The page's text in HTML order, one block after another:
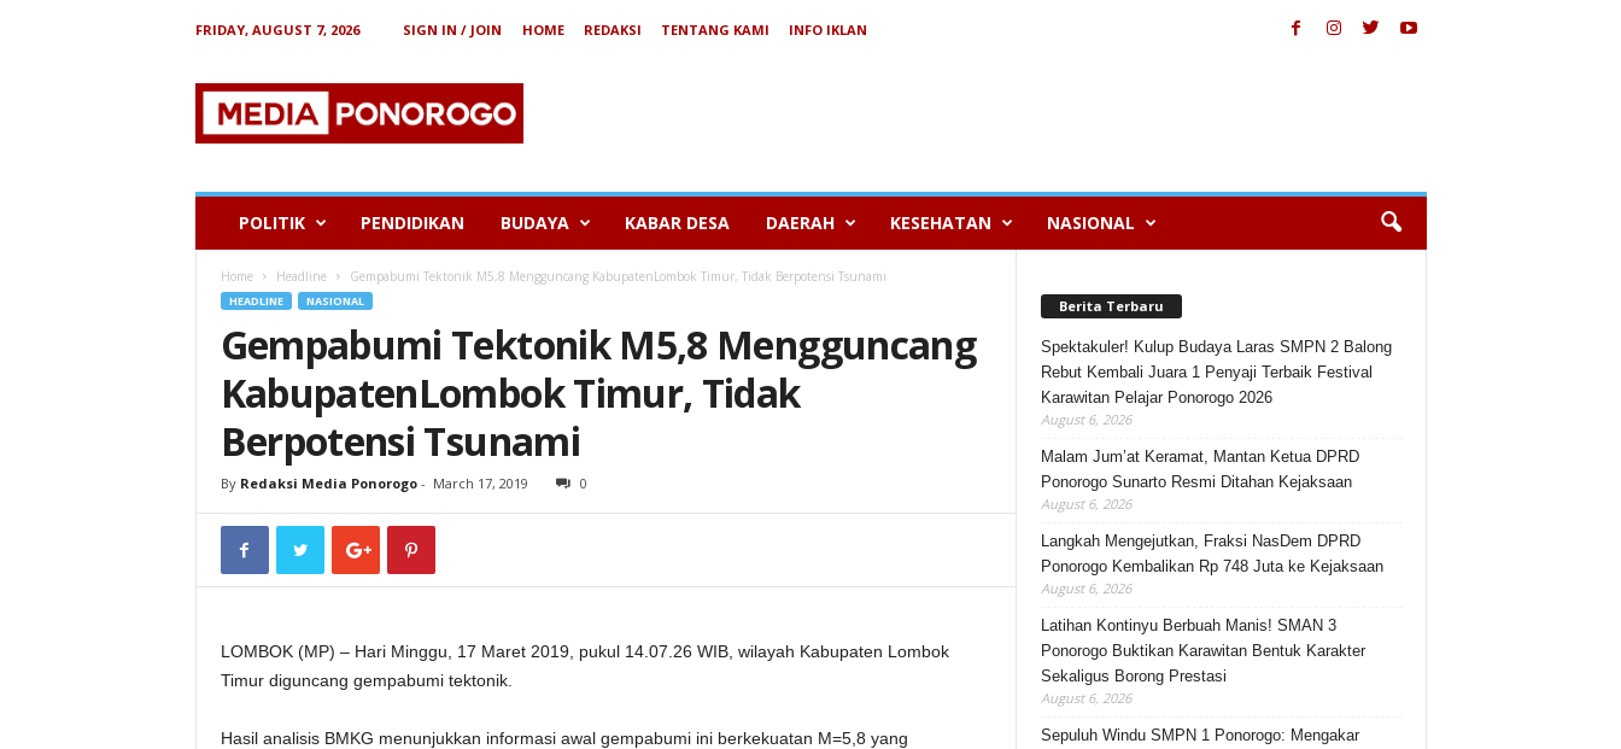
FRIDAY, AUGUST 7, 2026 SIGN IN / JOIN HOME REDAKSI TENTANG KAMI
INFO IKLAN
e
POLITIK PENDIDIKAN BUDAYA KABAR DESA DAERAH KESEHATAN NASIONAL
Home Headline Gempabumi Tektonik M5,8 Mengguncang KabupatenLombok Timur, Tidak Berpotensi Tsunami
HEADLINE NASIONAL
Gempabumi Tektonik M5,8 Mengguncang
KabupatenLombok Timur, Tidak
Berpotensi Tsunami
By Redaksi Media Ponorogo- March 17, 2019 0
LOMBOK (MP) – Hari Minggu, 17 Maret 2019, pukul 14.07.26 WIB, wilayah Kabupaten Lombok
Timur diguncang gempabumi tektonik.
Hasil analisis BMKG menunjukkan informasi awal gempabumi ini berkekuatan M=5,8 yang
Berita Terbaru
Spektakuler! Kulup Budaya Laras SMPN 2 Balong
Rebut Kembali Juara 1 Penyaji Terbaik Festival
Karawitan Pelajar Ponorogo 2026
August 6, 2026
Malam Jum’at Keramat, Mantan Ketua DPRD
Ponorogo Sunarto Resmi Ditahan Kejaksaan
August 6, 2026
Langkah Mengejutkan, Fraksi NasDem DPRD
Ponorogo Kembalikan Rp 748 Juta ke Kejaksaan
August 6, 2026
Latihan Kontinyu Berbuah Manis! SMAN 3
Ponorogo Buktikan Karawitan Bentuk Karakter
Sekaligus Borong Prestasi
August 6, 2026
Sepuluh Windu SMPN 1 Ponorogo: Mengakar